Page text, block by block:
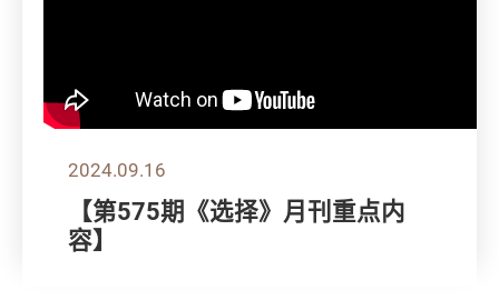
2024.09.16
【第575期《选择》月刊重点内
容】